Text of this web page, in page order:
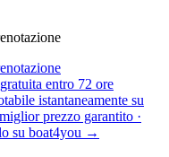
entro 72 ore
istantaneamente su
prezzo garantito ·
su boat4you →